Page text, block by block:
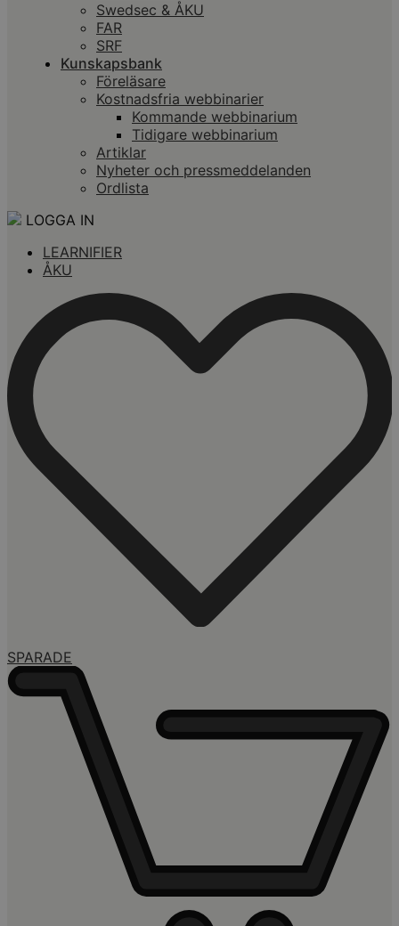
Swedsec & ÅKU
FAR
SRF
Kunskapsbank
Föreläsare
Kostnadsfria webbinarier
Kommande webbinarium
Tidigare webbinarium
Artiklar
Nyheter och pressmeddelanden
Ordlista
LOGGA IN
LEARNIFIER
ÅKU
SPARADE